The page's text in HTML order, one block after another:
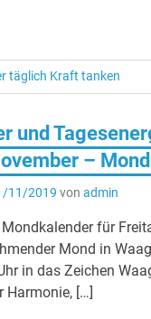
täglich Kraft tanken
und
–
11/2019 von admin
für
Mond in
in das Zeichen
Harmonie, […]